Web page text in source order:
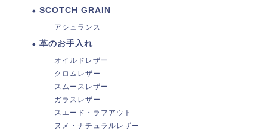
SCOTCH GRAIN
アシュランス
革のお手入れ
オイルドレザー
クロムレザー
スムースレザー
ガラスレザー
スエード・ラフアウト
ヌメ・ナチュラルレザー